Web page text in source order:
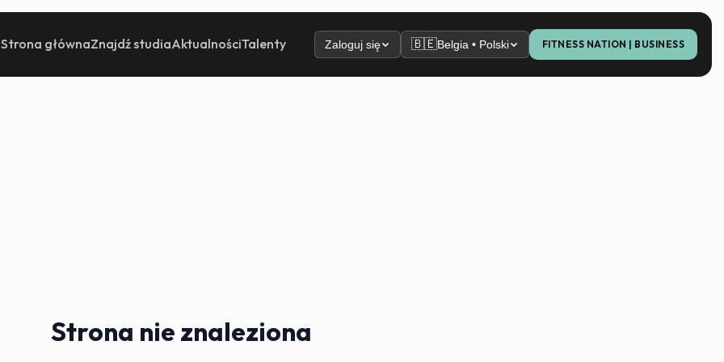
Strona głównaZnajdź studiaAktualnościTalenty Zaloguj się 🇧🇪Belgia • Polski FITNESS NATION | BUSINESS
Strona nie znaleziona